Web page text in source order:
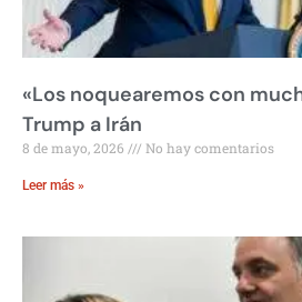
«Los noquearemos con
Trump a Irán
8 de mayo, 2026 No hay comentarios
Leer más »